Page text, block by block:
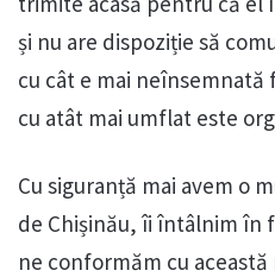
și nu are dispoziție să
cu cât e mai
cu atât mai umflat este
Cu siguranță mai avem o
de Chișinău, îi întâlnim în
ne conformăm cu